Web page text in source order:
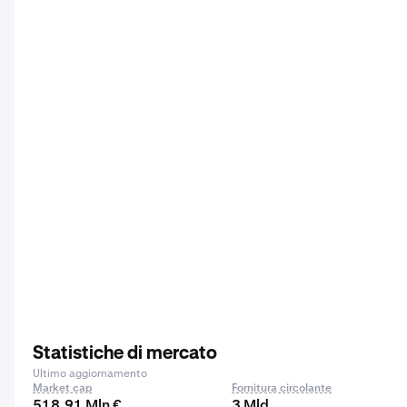
Statistiche di mercato
Ultimo aggiornamento
Market cap
Fornitura circolante